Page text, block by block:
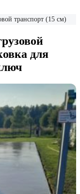
транспорт (15 см)
для